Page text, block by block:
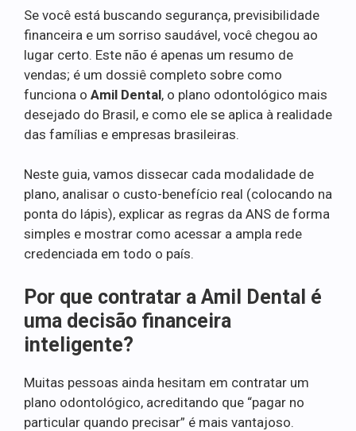
Se você está buscando segurança, previsibilidade
financeira e um sorriso saudável, você chegou ao
lugar certo. Este não é apenas um resumo de
vendas; é um dossiê completo sobre como
funciona o Amil Dental, o plano odontológico mais
desejado do Brasil, e como ele se aplica à realidade
das famílias e empresas brasileiras.
Neste guia, vamos dissecar cada modalidade de
plano, analisar o custo-benefício real (colocando na
ponta do lápis), explicar as regras da ANS de forma
simples e mostrar como acessar a ampla rede
credenciada em todo o país.
Por que contratar a Amil Dental é
uma decisão financeira
inteligente?
Muitas pessoas ainda hesitam em contratar um
plano odontológico, acreditando que “pagar no
particular quando precisar” é mais vantajoso.